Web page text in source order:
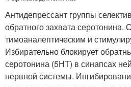
Антидепрессант группы
обратного захвата серотонина.
тимоаналептическим и
Избирательно блокирует
серотонина (5НТ) в синапсах
нервной системы.